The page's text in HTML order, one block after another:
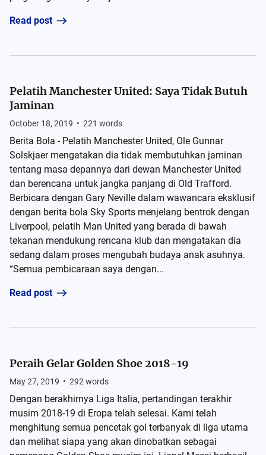
Read post
Pelatih Manchester United: Saya Tidak Butuh
Jaminan
October 18, 2019 • 221 words
Berita Bola - Pelatih Manchester United, Ole Gunnar
Solskjaer mengatakan dia tidak membutuhkan jaminan
tentang masa depannya dari dewan Manchester United
dan berencana untuk jangka panjang di Old Trafford.
Berbicara dengan Gary Neville dalam wawancara eksklusif
dengan berita bola Sky Sports menjelang bentrok dengan
Liverpool, pelatih Man United yang berada di bawah
tekanan mendukung rencana klub dan mengatakan dia
sedang dalam proses mengubah budaya anak asuhnya.
“Semua pembicaraan saya dengan...
Read post
Peraih Gelar Golden Shoe 2018-19
May 27, 2019 • 292 words
Dengan berakhirnya Liga Italia, pertandingan terakhir
musim 2018-19 di Eropa telah selesai. Kami telah
menghitung semua pencetak gol terbanyak di liga utama
dan melihat siapa yang akan dinobatkan sebagai